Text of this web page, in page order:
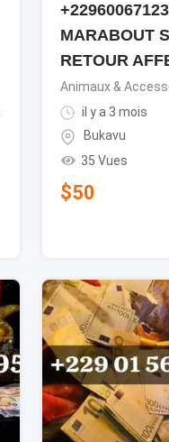
MARABOUT
RETOUR
Animaux &
il y a 3 mois
Bukavu
35 Vues
$50